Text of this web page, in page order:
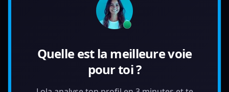
Quelle est la meilleure voie
pour toi ?